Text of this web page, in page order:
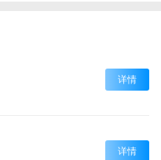
详情
详情